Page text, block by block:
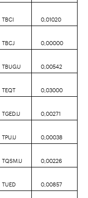
TBCI
0,01020
TBCJ
0,00000
TBUG.U
0,00542
TEQT
0,03000
TGED.U
0,00271
TPU.U
0,00038
TQSM.U
0,00226
TUED
0,00857